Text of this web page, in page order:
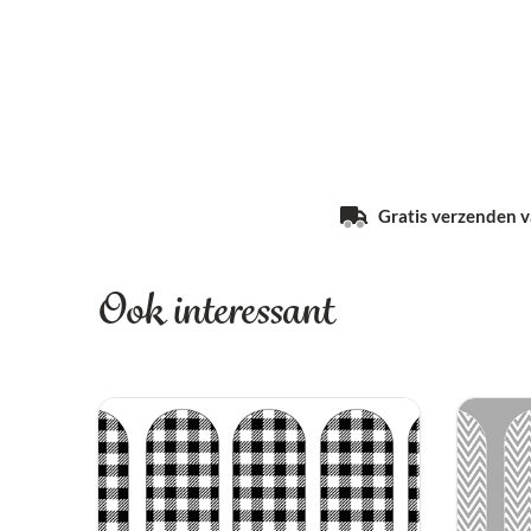
Gratis verzenden
Ook interessant